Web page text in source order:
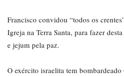
Francisco convidou “todos os
Igreja na Terra Santa, para fazer
e jejum pela paz.
O exército israelita tem